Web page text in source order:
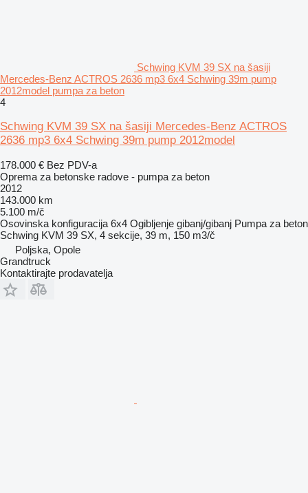
Schwing KVM 39 SX na šasiji
Mercedes-Benz ACTROS 2636 mp3 6x4 Schwing 39m pump
2012model pumpa za beton
4
Schwing KVM 39 SX na šasiji Mercedes-Benz ACTROS
2636 mp3 6x4 Schwing 39m pump 2012model
178.000 € Bez PDV-a
Oprema za betonske radove - pumpa za beton
2012
143.000 km
5.100 m/č
Osovinska konfiguracija 6x4 Ogibljenje gibanj/gibanj Pumpa za beton
Schwing KVM 39 SX, 4 sekcije, 39 m, 150 m3/č
Poljska, Opole
Grandtruck
Kontaktirajte prodavatelja